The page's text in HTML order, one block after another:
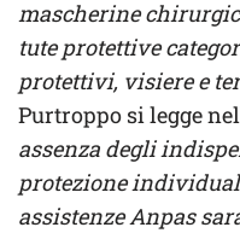
mascherine
tute protettive
protettivi, visiere e
Purtroppo si legge
assenza degli
protezione
assistenze Anpas